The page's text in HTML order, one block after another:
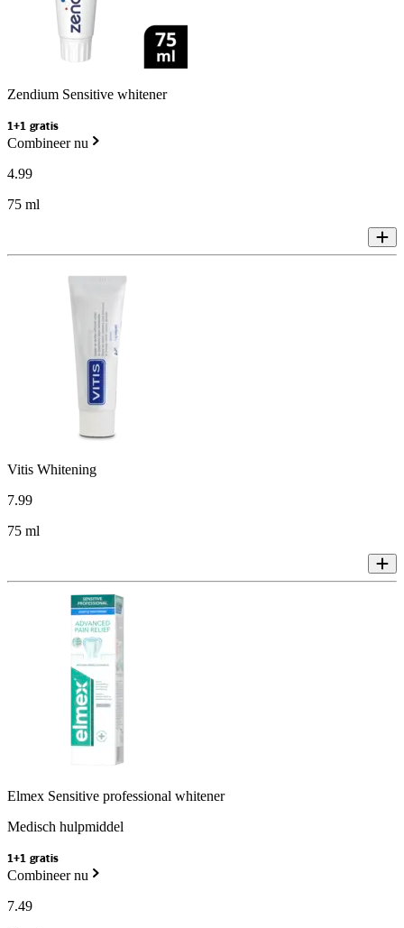
Zendium Sensitive whitener
1+1 gratis
Combineer nu
4.99
75 ml
Vitis Whitening
7.99
75 ml
Elmex Sensitive professional whitener
Medisch hulpmiddel
1+1 gratis
Combineer nu
7.49